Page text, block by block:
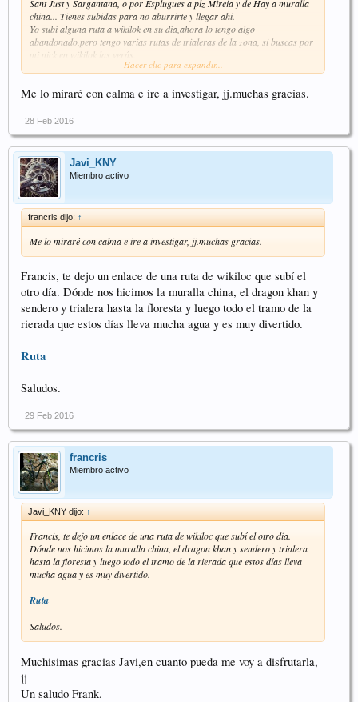
Sant Just y Sargantana, o por Esplugues a plz Mireia y de Hay a muralla
china... Tienes subidas para no aburrirte y llegar ahí.
Yo subí alguna ruta a wikilok en su día,ahora lo tengo algo
abandonado,pero tengo varias rutas de trialeras de la zona, si buscas por
mi nick en wikilok las verás.
Pd: Yo también soy de EspluguesHacer clic para expandir...
Me lo miraré con calma e ire a investigar, jj.muchas gracias.
28 Feb 2016
Javi_KNY
Miembro activo
francris dijo: ↑
Me lo miraré con calma e ire a investigar, jj.muchas gracias.
Francis, te dejo un enlace de una ruta de wikiloc que subí el
otro día. Dónde nos hicimos la muralla china, el dragon khan y
sendero y trialera hasta la floresta y luego todo el tramo de la
rierada que estos días lleva mucha agua y es muy divertido.
Ruta
Saludos.
29 Feb 2016
francris
Miembro activo
Javi_KNY dijo: ↑
Francis, te dejo un enlace de una ruta de wikiloc que subí el otro día.
Dónde nos hicimos la muralla china, el dragon khan y sendero y trialera
hasta la floresta y luego todo el tramo de la rierada que estos días lleva
mucha agua y es muy divertido.
Ruta
Saludos.
Muchisimas gracias Javi,en cuanto pueda me voy a disfrutarla,
jj
Un saludo Frank.